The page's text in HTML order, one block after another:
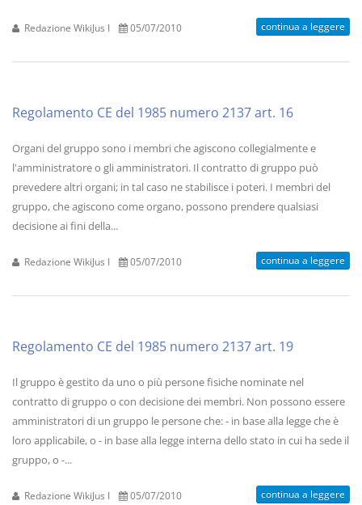
Redazione WikiJus I 05/07/2010 continua a leggere
Regolamento CE del 1985 numero 2137 art. 16
Organi del gruppo sono i membri che agiscono collegialmente e
l'amministratore o gli amministratori. Il contratto di gruppo può
prevedere altri organi; in tal caso ne stabilisce i poteri. I membri del
gruppo, che agiscono come organo, possono prendere qualsiasi
decisione ai fini della...
Redazione WikiJus I 05/07/2010 continua a leggere
Regolamento CE del 1985 numero 2137 art. 19
Il gruppo è gestito da uno o più persone fisiche nominate nel
contratto di gruppo o con decisione dei membri. Non possono essere
amministratori di un gruppo le persone che: - in base alla legge che è
loro applicabile, o - in base alla legge interna dello stato in cui ha sede il
gruppo, o -...
Redazione WikiJus I 05/07/2010 continua a leggere